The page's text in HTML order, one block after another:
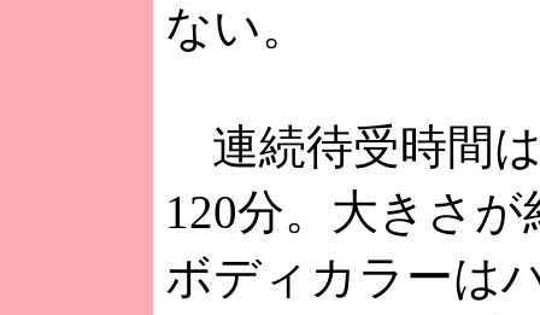
ない。
連続待受時間
120分。大きさが
ボディカラーは